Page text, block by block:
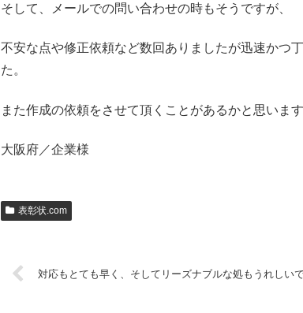
そして、メールでの問い合わせの時もそうですが、
不安な点や修正依頼など数回ありましたが迅速かつ
た。
また作成の依頼をさせて頂くことがあるかと思いま
大阪府／企業様
表彰状.com
対応もとても早く、そしてリーズナブルな処もうれしいで